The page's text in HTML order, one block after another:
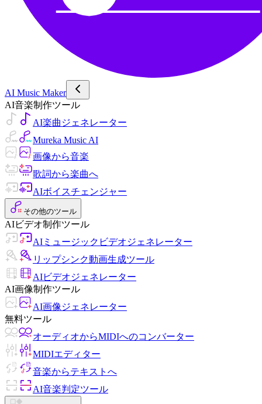
AI Music Maker
AI音楽制作ツール
AI楽曲ジェネレーター
Mureka Music AI
画像から音楽
歌詞から楽曲へ
AIボイスチェンジャー
その他のツール
AIビデオ制作ツール
AIミュージックビデオジェネレーター
リップシンク動画生成ツール
AIビデオジェネレーター
AI画像制作ツール
AI画像ジェネレーター
無料ツール
オーディオからMIDIへのコンバーター
MIDIエディター
音楽からテキストへ
AI音楽判定ツール